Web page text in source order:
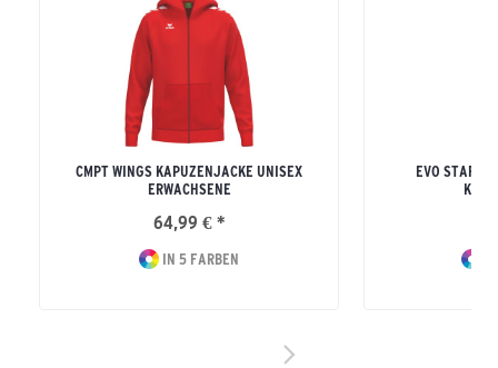
CMPT WINGS KAPUZENJACKE UNISEX
ERWACHSENE
64,99 € *
IN 5 FARBEN
EVO STAR